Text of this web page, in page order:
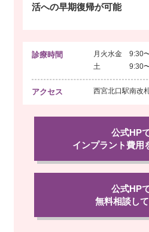
活への早期復帰が可能
診療時間
月火水金 9:30
土 9:30〜
アクセス 西宮北口駅南改
公式HP
インプラント費用
公式HP
無料相談し